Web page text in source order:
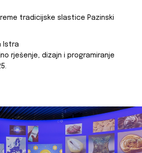
tradicijske slastice Pazinski
Istra
rješenje, dizajn i programiranje